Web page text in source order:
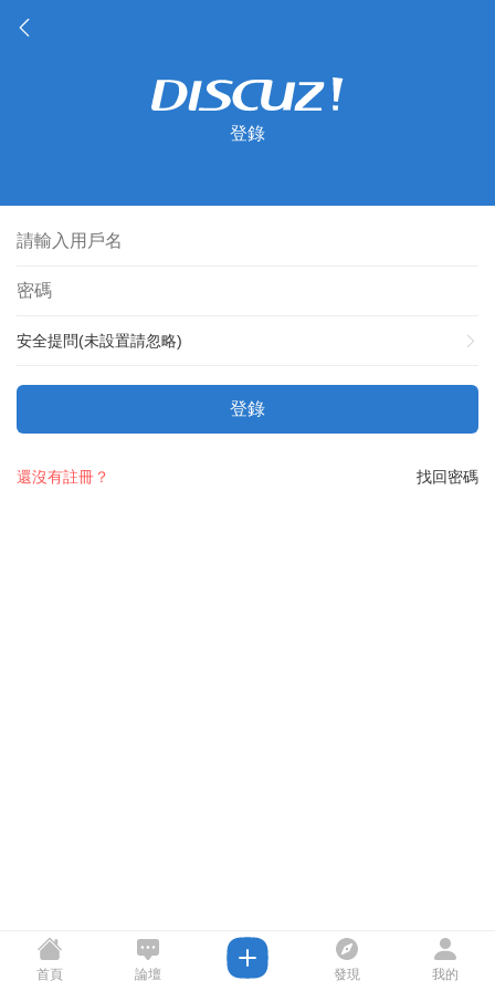
登錄
安全提問(未設置請忽略)
登錄
找回密碼
還沒有註冊？
首頁 論壇 發現 我的